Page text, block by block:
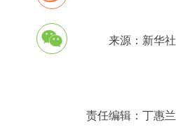
来源：新华社
责任编辑： 丁惠兰